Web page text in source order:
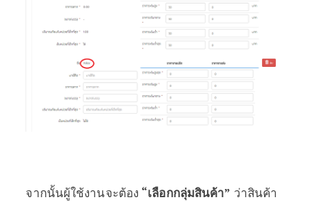
จากนั้นผู้ใช้งานจะต้อง “เลือกกลุ่มสินค้า” ว่าสินค้า